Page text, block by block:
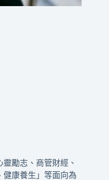
勵志、商管財經、
健康養生」等面向為